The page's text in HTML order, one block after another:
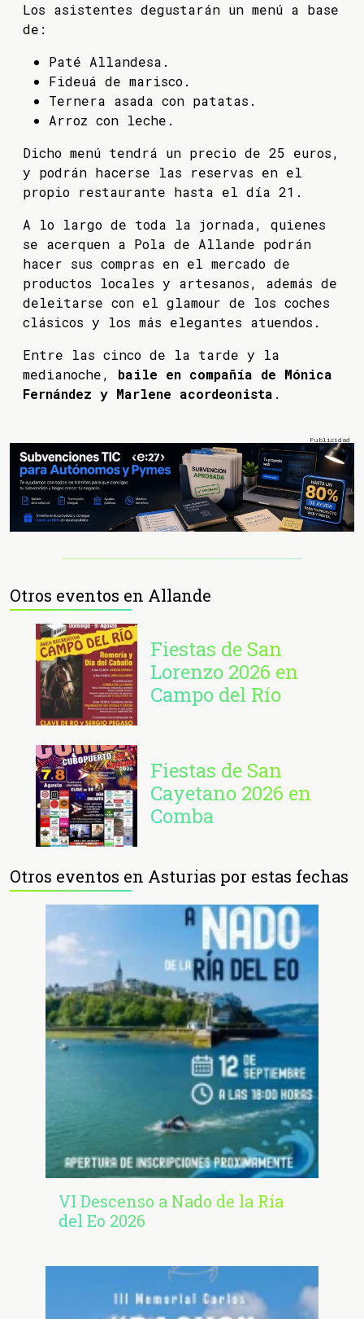
Los asistentes degustarán un menú a base
de:
Paté Allandesa.
Fideuá de marisco.
Ternera asada con patatas.
Arroz con leche.
Dicho menú tendrá un precio de 25 euros,
y podrán hacerse las reservas en el
propio restaurante hasta el día 21.
A lo largo de toda la jornada, quienes
se acerquen a Pola de Allande podrán
hacer sus compras en el mercado de
productos locales y artesanos, además de
deleitarse con el glamour de los coches
clásicos y los más elegantes atuendos.
Entre las cinco de la tarde y la
medianoche,
baile en compañía de Mónica
Fernández y Marlene acordeonista .
Otros eventos en Allande
Fiestas de San
Lorenzo 2026 en
Campo del Río
Fiestas de San
Cayetano 2026 en
Comba
Otros eventos en Asturias por estas fechas
VI Descenso a Nado de la Ría
del Eo 2026